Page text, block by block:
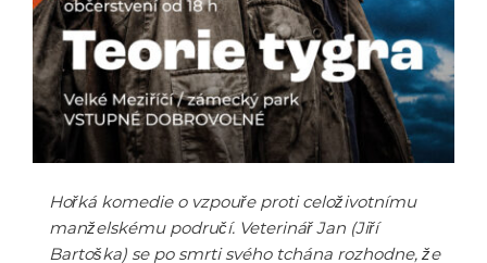
Hořká komedie o vzpouře proti celoživotnímu
manželskému područí. Veterinář Jan (Jiří
Bartoška) se po smrti svého tchána rozhodne, že